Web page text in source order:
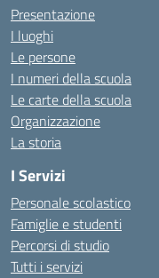
Presentazione
I luoghi
Le persone
I numeri della scuola
Le carte della scuola
Organizzazione
La storia
I Servizi
Personale scolastico
Famiglie e studenti
Percorsi di studio
Tutti i servizi